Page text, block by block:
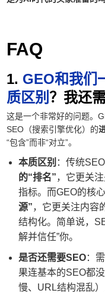
FAQ
1. GEO和我们
质区别？我还
这是一个非常好的问题。
SEO（搜索引擎优化）的
“包含”而非“对立”。
本质区别 ：传统
的“排名”，它更关
指标。而GEO的核
源”，它更关注内容
结构化。简单说，
解并信任”你。
是否还需要SEO：
果连基本的SEO都
慢、URL结构混乱